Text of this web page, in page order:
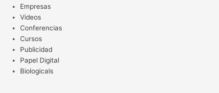
Empresas
Videos
Conferencias
Cursos
Publicidad
Papel Digital
Biologicals